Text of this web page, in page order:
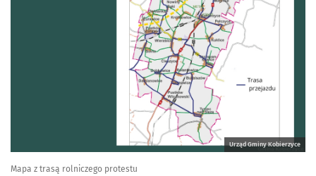
Urząd Gminy Kobierzyce
Mapa z trasą rolniczego protestu